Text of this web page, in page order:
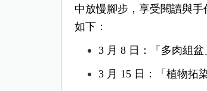
中放慢腳步，享受閱讀與
如下：
3 月 8 日：「多肉組盆
3 月 15 日：「植物拓